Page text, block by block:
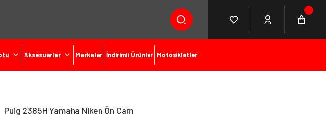
Aksesuarlar Markalar İndirimli Ürünler Motosikletler
Puig 2385H Yamaha Niken Ön Cam